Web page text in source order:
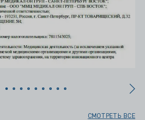
СМОТРЕТЬ ВСЕ